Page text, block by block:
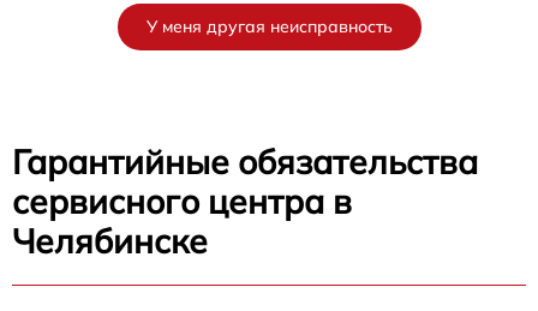
У меня другая неисправность
Гарантийные обязательства
сервисного центра в
Челябинске